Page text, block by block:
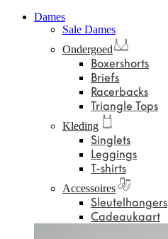
Dames
Sale Dames
Ondergoed
Boxershorts
Briefs
Racerbacks
Triangle Tops
Kleding
Singlets
Leggings
T-shirts
Accessoires
Sleutelhangers
Cadeaukaart